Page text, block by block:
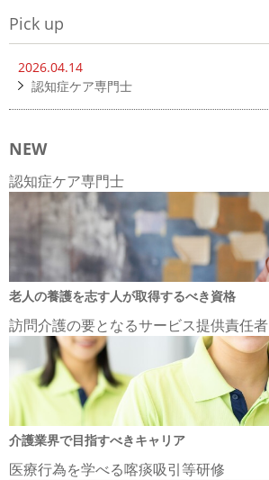
Pick up
2026.04.14
認知症ケア専門士
NEW
認知症ケア専門士
老人の養護を志す人が取得するべき資格
訪問介護の要となるサービス提供責任者
介護業界で目指すべきキャリア
医療行為を学べる喀痰吸引等研修